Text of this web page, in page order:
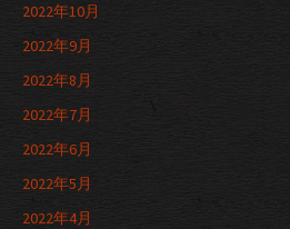
2022年10月
2022年9月
2022年8月
2022年7月
2022年6月
2022年5月
2022年4月